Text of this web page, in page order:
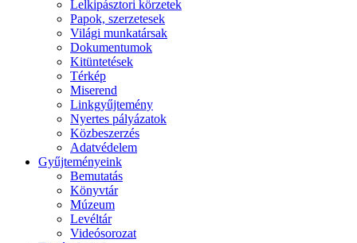
Lelkipásztori körzetek
Papok, szerzetesek
Világi munkatársak
Dokumentumok
Kitüntetések
Térkép
Miserend
Linkgyűjtemény
Nyertes pályázatok
Közbeszerzés
Adatvédelem
Gyűjteményeink
Bemutatás
Könyvtár
Múzeum
Levéltár
Videósorozat